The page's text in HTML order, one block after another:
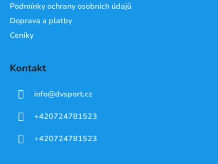
Podmínky ochrany osobních údajů
Doprava a platby
Ceníky
Kontakt
info@dvsport.cz
+420724781523
+420724781523